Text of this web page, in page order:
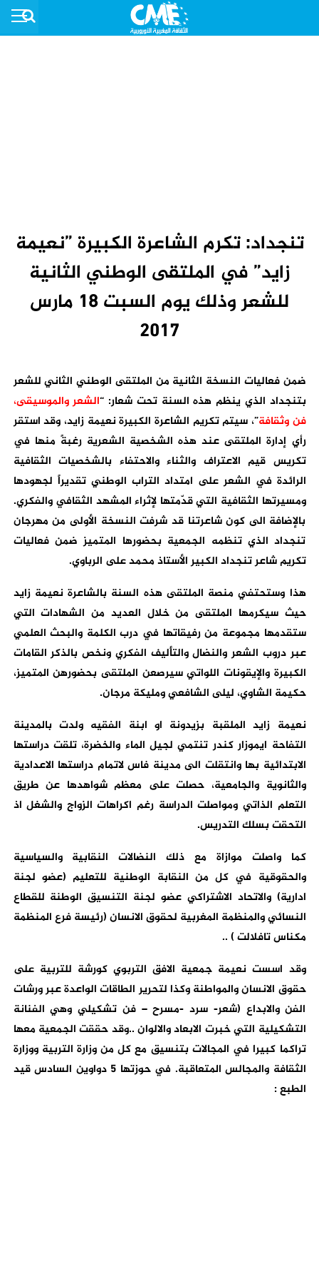
تنجداد: تكرم الشاعرة الكبيرة ”نعيمة
زايد” في الملتقى الوطني الثانية
للشعر وذلك يوم السبت 18 مارس
2017
ضمن فعاليات النسخة الثانية من الملتقى الوطني الثاني للشعر
بتنجداد الذي ينظم هذه السنة تحت شعار: “الشعر والموسيقى،
فن وثقافة”، سيتم تكريم الشاعرة الكبيرة نعيمة زايد، وقد استقر
رأي إدارة الملتقى عند هذه الشخصية الشعرية رغبةً منها في
تكريس قيم الاعتراف والثناء والاحتفاء بالشخصيات الثقافية
الرائدة في الشعر على امتداد التراب الوطني تقديراً لجهودها
ومسيرتها الثقافية التي قدّمتها لإثراء المشهد الثقافي والفكري.
بالإضافة الى كون شاعرتنا قد شرفت النسخة الأولى من مهرجان
تنجداد الذي تنظمه الجمعية بحضورها المتميز ضمن فعاليات
تكريم شاعر تنجداد الكبير الأستاذ محمد على الرباوي.
هذا وستحتفي منصة الملتقى هذه السنة بالشاعرة نعيمة زايد
حيث سيكرمها الملتقى من خلال العديد من الشهادات التي
ستقدمها مجموعة من رفيقاتها في درب الكلمة والبحث العلمي
عبر دروب الشعر والنضال والتأليف الفكري ونخص بالذكر القامات
الكبيرة والإيقونات اللواتي سيرصعن الملتقى بحضورهن المتميز،
حكيمة الشاوي، ليلى الشافعي ومليكة مرجان.
نعيمة زايد الملقبة بزيدونة او ابنة الفقيه ولدت بالمدينة
التفاحة ايموزار كندر تنتمي لجيل الماء والخضرة، تلقت دراستها
الابتدائية بها وانتقلت الى مدينة فاس لاتمام دراستها الاعدادية
والثانوية والجامعية، حصلت على معظم شواهدها عن طريق
التعلم الذاتي ومواصلت الدراسة رغم اكراهات الزواج والشغل اذ
التحقت بسلك التدريس.
كما واصلت موازاة مع ذلك النضالات النقابية والسياسية
والحقوقية في كل من النقابة الوطنية للتعليم (عضو لجنة
ادارية) والاتحاد الاشتراكي عضو لجنة التنسيق الوطنة للقطاع
النسائي والمنظمة المغربية لحقوق الانسان (رئيسة فرع المنظمة
مكناس تافلالت ) ..
وقد اسست نعيمة جمعية الافق التربوي كورشة للتربية على
حقوق الانسان والمواطنة وكذا لتحرير الطاقات الواعدة عبر ورشات
الفن والابداع (شعر- سرد -مسرح – فن تشكيلي وهي الفنانة
التشكيلية التي خبرت الابعاد والالوان ..وقد حققت الجمعية معها
تراكما كبيرا في المجالات بتنسيق مع كل من وزارة التربية ووزارة
الثقافة والمجالس المتعاقبة. في حوزتها 5 دواوين السادس قيد
الطبع :